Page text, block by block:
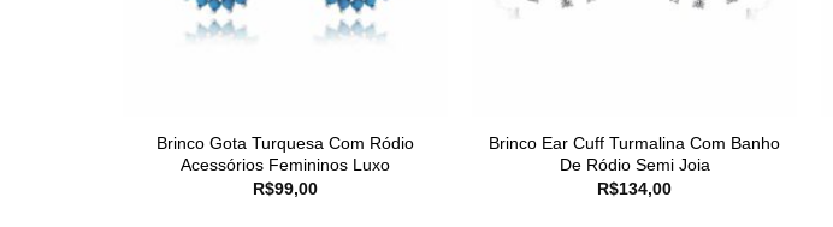
Brinco Gota Turquesa Com Ródio
Acessórios Femininos Luxo
R$99,00
Brinco Ear Cuff Turmalina Com Banho
De Ródio Semi Joia
R$134,00